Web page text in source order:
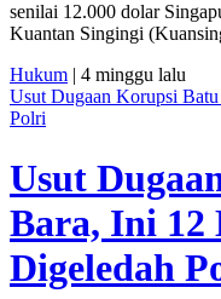
senilai 12.000 dolar
Kuantan Singingi
Hukum | 4 minggu lalu
Usut Dugaan Korupsi
Polri
Usut
Bara, Ini 12
Digeledah